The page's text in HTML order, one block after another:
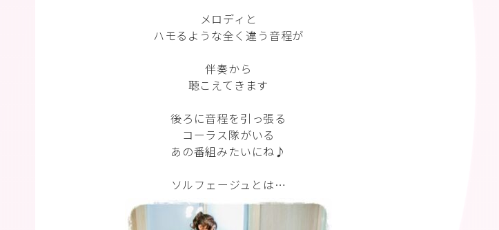
メロディと
ハモるような全く違う音程が
伴奏から
聴こえてきます
後ろに音程を引っ張る
コーラス隊がいる
あの番組みたいにね♪
ソルフェージュとは…